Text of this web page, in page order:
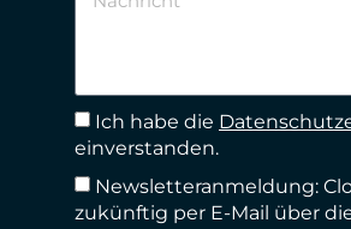
Ich habe die
einverstanden.
Newsletteranmeldung:
zukünftig per E-Mail über